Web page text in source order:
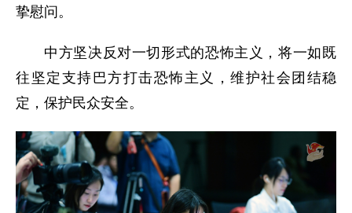
挚慰问。
中方坚决反对一切形式的恐怖主义，将一如既
往坚定支持巴方打击恐怖主义，维护社会团结稳
定，保护民众安全。